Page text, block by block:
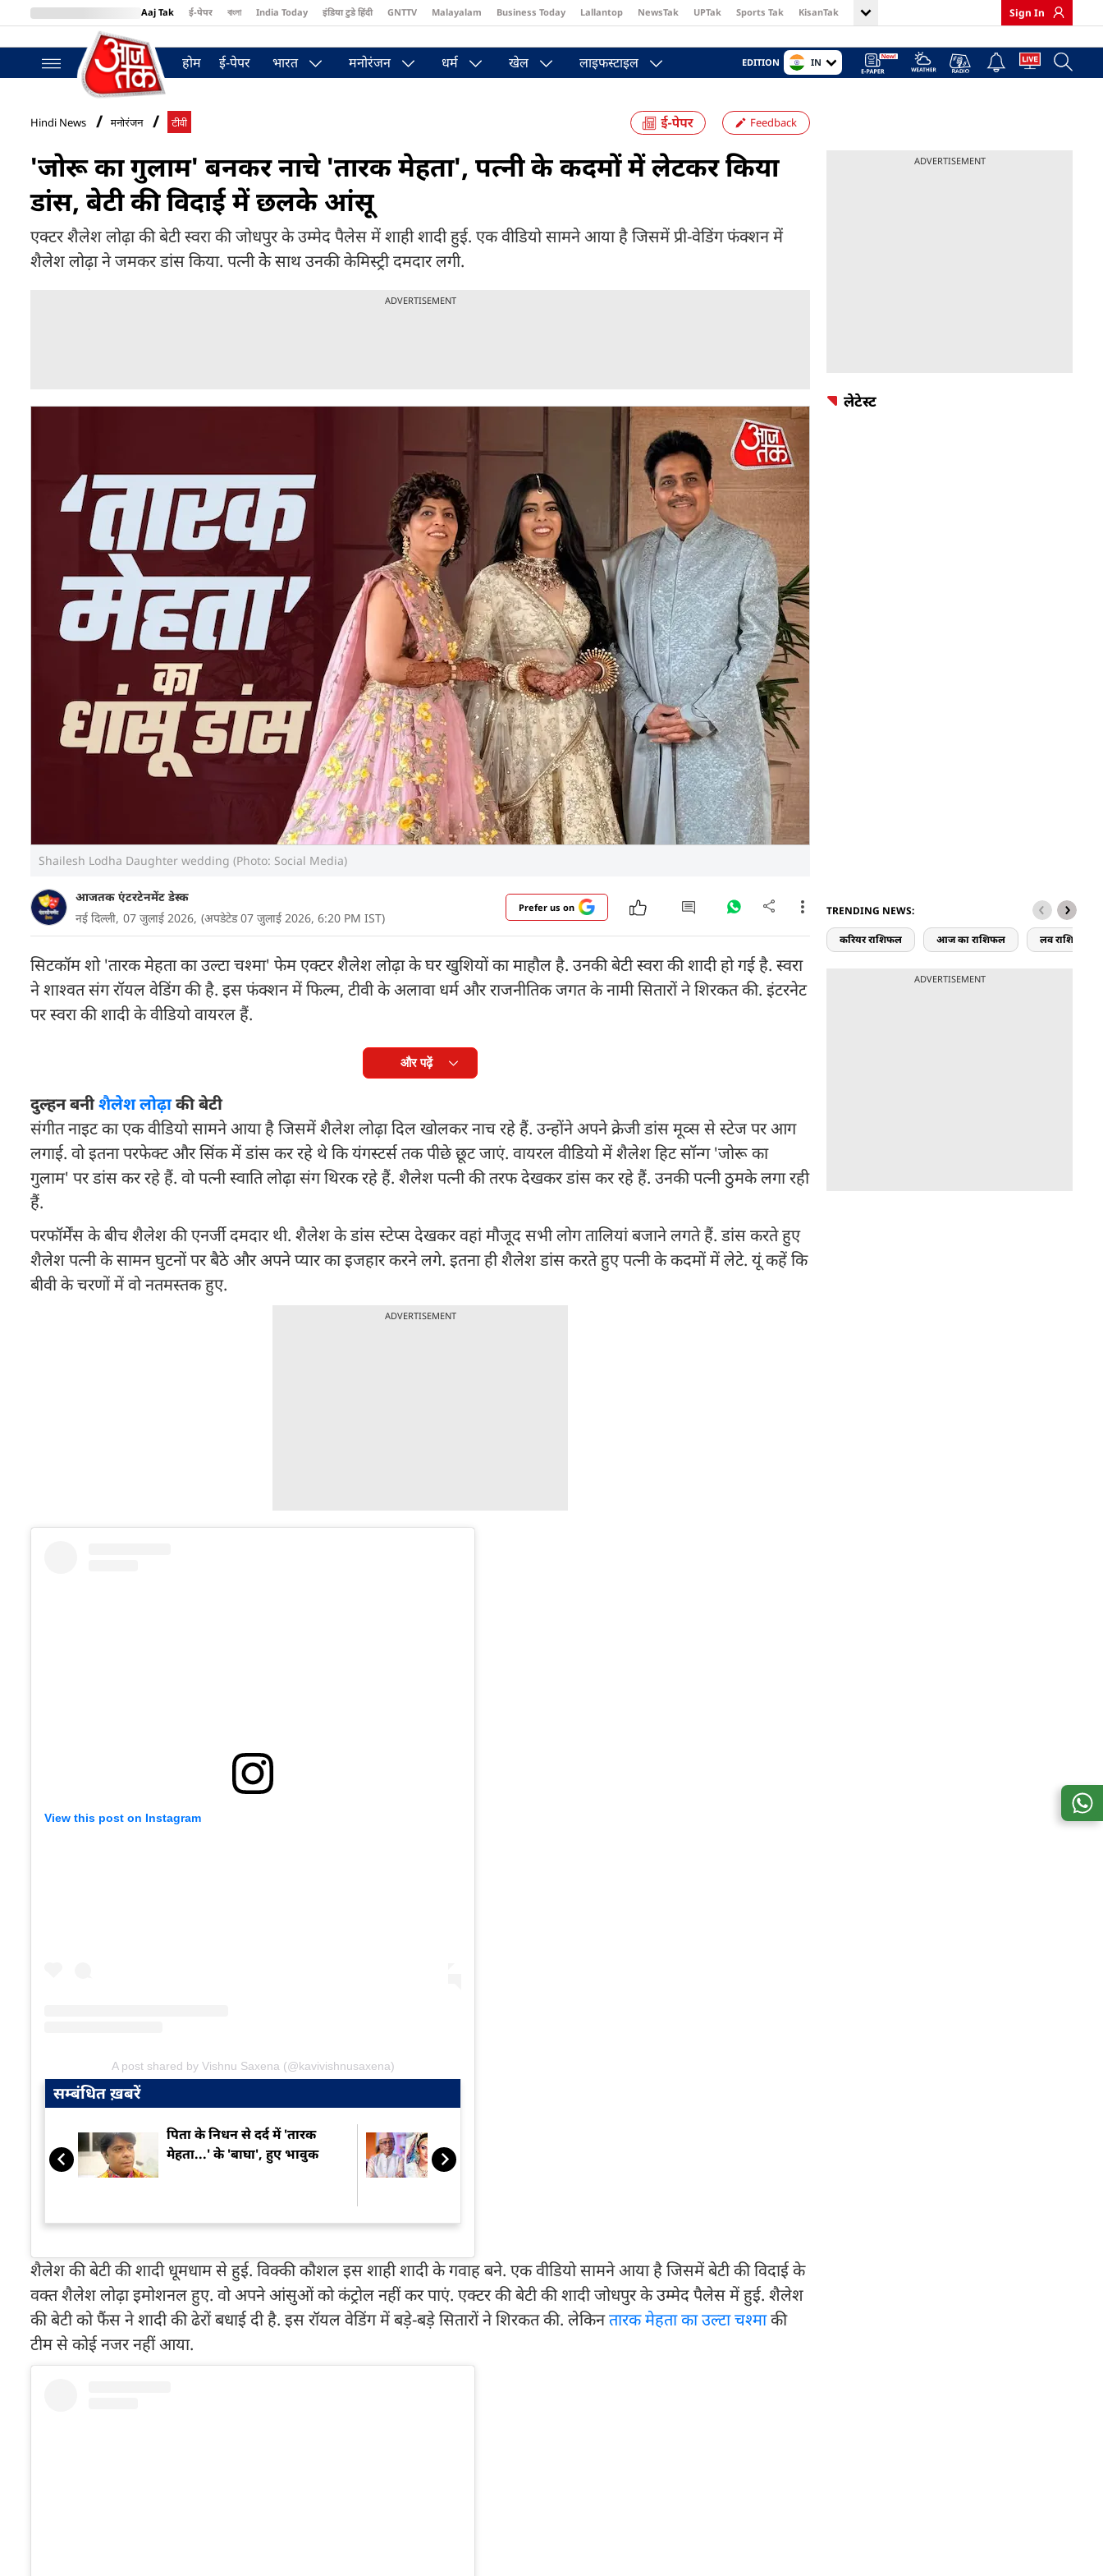
Aaj Tak ई-पेपर বাংলা India Today इंडिया टुडे हिंदी GNTTV Malayalam Business Today Lallantop NewsTak UPTak Sports Tak KisanTak
BT Bazaar
Sign In
होम ई-पेपर भारत मनोरंजन धर्म खेल लाइफस्टाइल EDITION IN
Hindi News मनोरंजन टीवी Feedback
'जोरू का गुलाम' बनकर नाचे 'तारक मेहता', पत्नी के कदमों में लेटकर किया
डांस, बेटी की विदाई में छलके आंसू
एक्टर शैलेश लोढ़ा की बेटी स्वरा की जोधपुर के उम्मेद पैलेस में शाही शादी हुई. एक वीडियो सामने आया है जिसमें प्री-वेडिंग फंक्शन में
शैलेश लोढ़ा ने जमकर डांस किया. पत्नी केे साथ उनकी केमिस्ट्री दमदार लगी.
ADVERTISEMENT
Shailesh Lodha Daughter wedding (Photo: Social Media)
आजतक एंटरटेनमेंट डेस्क
नई दिल्ली, 07 जुलाई 2026, (अपडेटेड 07 जुलाई 2026, 6:20 PM IST)
Prefer us on
सिटकॉम शो 'तारक मेहता का उल्टा चश्मा' फेम एक्टर शैलेश लोढ़ा के घर खुशियों का माहौल है. उनकी बेटी स्वरा की शादी हो गई है. स्वरा
ने शाश्वत संग रॉयल वेडिंग की है. इस फंक्शन में फिल्म, टीवी के अलावा धर्म और राजनीतिक जगत के नामी सितारों ने शिरकत की. इंटरनेट
पर स्वरा की शादी के वीडियो वायरल हैं.
और पढ़ें
दुल्हन बनीशैलेश लोढ़ाकी बेटी
संगीत नाइट का एक वीडियो सामने आया है जिसमें शैलेश लोढ़ा दिल खोलकर नाच रहे हैं. उन्होंने अपने क्रेजी डांस मूव्स से स्टेज पर आग
लगाई. वो इतना परफेक्ट और सिंक में डांस कर रहे थे कि यंगस्टर्स तक पीछे छूट जाएं. वायरल वीडियो में शैलेश हिट सॉन्ग 'जोरू का
गुलाम' पर डांस कर रहे हैं. वो पत्नी स्वाति लोढ़ा संग थिरक रहे हैं. शैलेश पत्नी की तरफ देखकर डांस कर रहे हैं. उनकी पत्नी ठुमके लगा रही
हैं.
परफॉर्मेंस के बीच शैलेश की एनर्जी दमदार थी. शैलेश के डांस स्टेप्स देखकर वहां मौजूद सभी लोग तालियां बजाने लगते हैं. डांस करते हुए
शैलेश पत्नी के सामन घुटनों पर बैठे और अपने प्यार का इजहार करने लगे. इतना ही शैलेश डांस करते हुए पत्नी के कदमों में लेटे. यूं कहें कि
बीवी के चरणों में वो नतमस्तक हुए.
ADVERTISEMENT
View this post on Instagram
A post shared by Vishnu Saxena (@kavivishnusaxena)
सम्बंधित ख़बरें
पिता के निधन से दर्द में 'तारक
मेहता...' के 'बाघा', हुए भावुक
'बापूजी' के पैर, रणबीर पर बोलीं
शैलेश की बेटी की शादी धूमधाम से हुई. विक्की कौशल इस शाही शादी के गवाह बने. एक वीडियो सामने आया है जिसमें बेटी की विदाई के
वक्त शैलेश लोढ़ा इमोशनल हुए. वो अपने आंसुओं को कंट्रोल नहीं कर पाएं. एक्टर की बेटी की शादी जोधपुर के उम्मेद पैलेस में हुई. शैलेश
की बेटी को फैंस ने शादी की ढेरों बधाई दी है. इस रॉयल वेडिंग में बड़े-बड़े सितारों ने शिरकत की. लेकिनतारक मेहता का उल्टा चश्माकी
टीम से कोई नजर नहीं आया.
ADVERTISEMENT
लेटेस्ट
TRENDING NEWS:
करियर राशिफल आज का राशिफल लव राशिफल
ADVERTISEMENT